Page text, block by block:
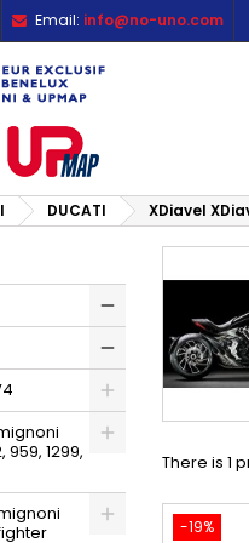
Email: info@no-uno.com
DUCATI XDiavel
1299,
There is 1
-19%